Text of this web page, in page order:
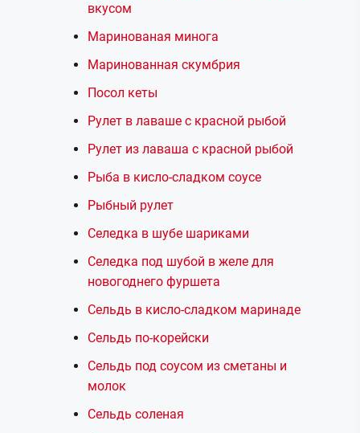
вкусом
Маринованая минога
Маринованная скумбрия
Посол кеты
Рулет в лаваше с красной рыбой
Рулет из лаваша с красной рыбой
Рыба в кисло-сладком соусе
Рыбный рулет
Селедка в шубе шариками
Селедка под шубой в желе для
новогоднего фуршета
Сельдь в кисло-сладком маринаде
Сельдь по-корейски
Сельдь под соусом из сметаны и
молок
Сельдь соленая